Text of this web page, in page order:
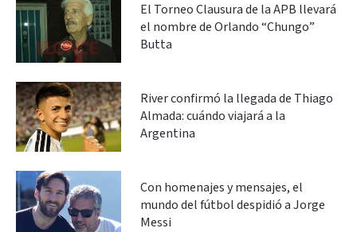
El Torneo Clausura de la APB llevará
el nombre de Orlando “Chungo”
Butta
River confirmó la llegada de Thiago
Almada: cuándo viajará a la
Argentina
Con homenajes y mensajes, el
mundo del fútbol despidió a Jorge
Messi